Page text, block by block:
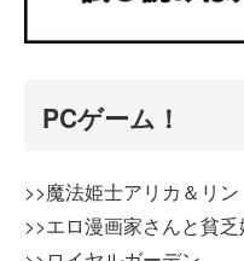
PCゲーム！
>>魔法姫士アリカ＆リン
>>エロ漫画家さんと貧